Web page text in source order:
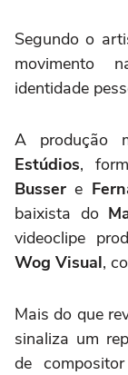
Segundo o
movimento
identidade
A produção
Estúdios,
Busser e
baixista do
videoclipe
Wog Visual,
Mais do que
sinaliza um
de